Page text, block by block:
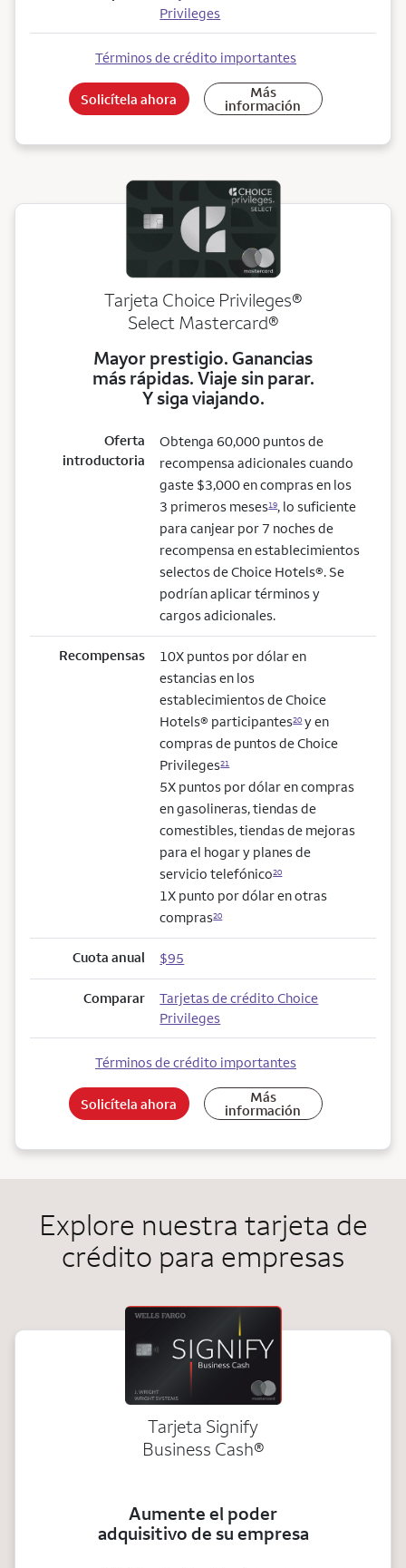
Privileges
Términos de crédito importantes
Solicítela ahora Más
información
Tarjeta Choice Privileges®
Select Mastercard®
Mayor prestigio. Ganancias
más rápidas. Viaje sin parar.
Y siga viajando.
Oferta
introductoria
Obtenga 60,000 puntos de
recompensa adicionales cuando
gaste $3,000 en compras en los
3 primeros meses19, lo suficiente
para canjear por 7 noches de
recompensa en establecimientos
selectos de Choice Hotels®. Se
podrían aplicar términos y
cargos adicionales.
Recompensas
10X puntos por dólar en
estancias en los
establecimientos de Choice
Hotels® participantes20y en
compras de puntos de Choice
Privileges21
5X puntos por dólar en compras
en gasolineras, tiendas de
comestibles, tiendas de mejoras
para el hogar y planes de
servicio telefónico20
1X punto por dólar en otras
compras20
Cuota anual $95
Comparar
Tarjetas de crédito Choice
Privileges
Términos de crédito importantes
Solicítela ahora Más
información
Explore nuestra tarjeta de
crédito para empresas
Tarjeta Signify
Business Cash®
Aumente el poder
adquisitivo de su empresa